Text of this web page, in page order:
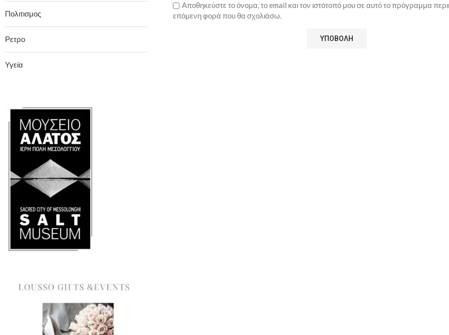
Αποθηκεύστε το όνομα, το email και τον ιστότοπό μου σε αυτό το πρόγραμμα
επόμενη φορά που θα σχολιάσω.
Πολιτισμος
Ρετρο
Υγεία